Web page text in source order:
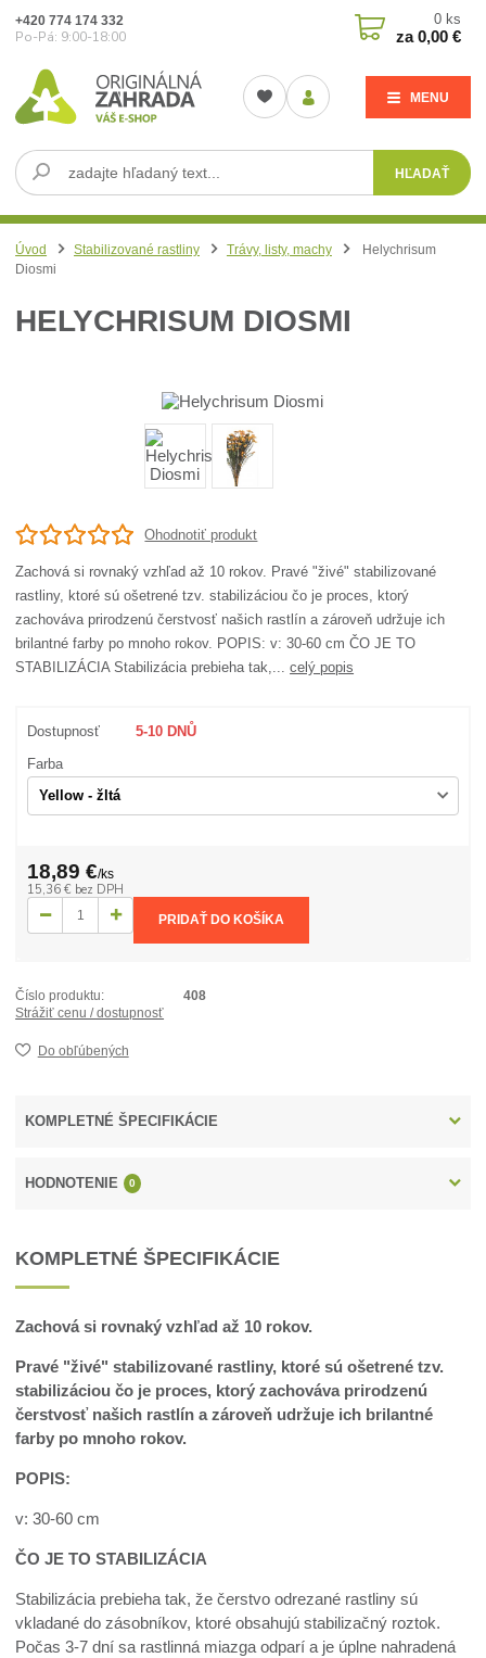
MENU
HĽADAŤ
+420 774 174 332
Po-Pá: 9:00-18:00
0 ks
za0,00 €
Úvod Stabilizované rastliny Trávy, listy, machy
Helychrisum
Diosmi
HELYCHRISUM DIOSMI
Ohodnotiť produkt
Zachová si rovnaký vzhľad až 10 rokov. Pravé "živé" stabilizované
rastliny, ktoré sú ošetrené tzv. stabilizáciou čo je proces, ktorý
zachováva prirodzenú čerstvosť našich rastlín a zároveň udržuje ich
brilantné farby po mnoho rokov. POPIS: v: 30-60 cm ČO JE TO
STABILIZÁCIA Stabilizácia prebieha tak,...celý popis
Dostupnosť 5-10 DNŮ
Farba
18,89 €/ks
15,36 € bez DPH
PRIDAŤ DO KOŠÍKA
Číslo produktu:
408
Strážiť cenu / dostupnosť
Do obľúbených
KOMPLETNÉ ŠPECIFIKÁCIE
HODNOTENIE 0
KOMPLETNÉ ŠPECIFIKÁCIE
Zachová si rovnaký vzhľad až 10 rokov.
Pravé "živé" stabilizované rastliny, ktoré sú ošetrené tzv.
stabilizáciou čo je proces, ktorý zachováva prirodzenú
čerstvosť našich rastlín a zároveň udržuje ich brilantné
farby po mnoho rokov.
POPIS:
v: 30-60 cm
ČO JE TO STABILIZÁCIA
Stabilizácia prebieha tak, že čerstvo odrezané rastliny sú
vkladané do zásobníkov, ktoré obsahujú stabilizačný roztok.
Počas 3-7 dní sa rastlinná miazga odparí a je úplne nahradená